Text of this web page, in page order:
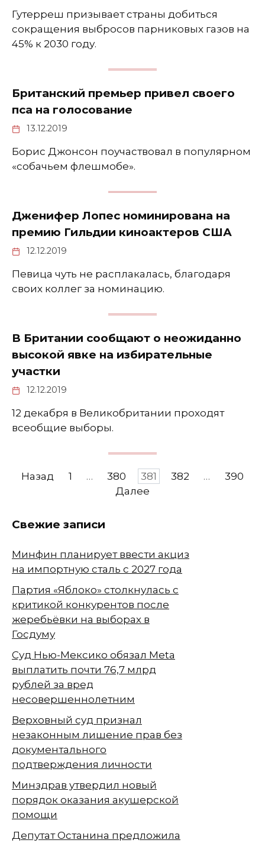
Гутерреш призывает страны добиться
сокращения выбросов парниковых газов на
45% к 2030 году.
Британский премьер привел своего
пса на голосование
13.12.2019
Борис Джонсон поучаствовал в популярном
«собачьем флешмобе».
Дженифер Лопес номинирована на
премию Гильдии киноактеров США
12.12.2019
Певица чуть не расплакалась, благодаря
своих коллег за номинацию.
В Британии сообщают о неожиданно
высокой явке на избирательные
участки
12.12.2019
12 декабря в Великобритании проходят
всеобщие выборы.
Навигация
Назад 1 … 380 381 382 …
390
Далее
Свежие записи
Минфин планирует ввести акциз
на импортную сталь с 2027 года
Партия «Яблоко» столкнулась с
критикой конкурентов после
жеребьёвки на выборах в
Госдуму
Суд Нью-Мексико обязал Meta
выплатить почти 76,7 млрд
рублей за вред
несовершеннолетним
Верховный суд признал
незаконным лишение прав без
документального
подтверждения личности
Минздрав утвердил новый
порядок оказания акушерской
помощи
Депутат Останина предложила